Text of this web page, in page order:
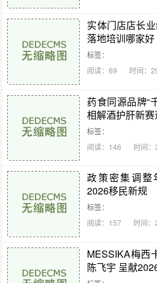
实体门店店长
落地培训哪家
标签：
阅读：69
时间：
药食同源品牌“
相解酒护肝新
标签：
阅读：146
时间
政策密集调整
2026移民新规
标签：
阅读：157
时间
MESSIKA梅西卡联袂 品牌
陈飞宇 呈